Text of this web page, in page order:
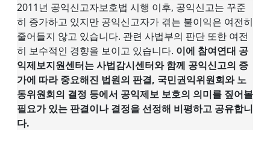
2011년 공익신고자보호법 시행 이후, 공익신고는 꾸준
히 증가하고 있지만 공익신고자가 겪는 불이익은 여전히
줄어들지 않고 있습니다. 관련 사법부의 판단 또한 여전
히 보수적인 경향을 보이고 있습니다. 이에 참여연대 공
익제보지원센터는 사법감시센터와 함께 공익신고의 증
가에 따라 중요해진 법원의 판결, 국민권익위원회와 노
동위원회의 결정 등에서 공익제보 보호의 의미를 짚어볼
필요가 있는 판결이나 결정을 선정해 비평하고 공유합니
다.